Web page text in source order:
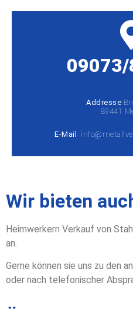
Addresse
89441
E-Mail
Wir bieten
Heimwerkern Verkauf von
an.
Gerne können sie uns zu den
oder nach telefonischer